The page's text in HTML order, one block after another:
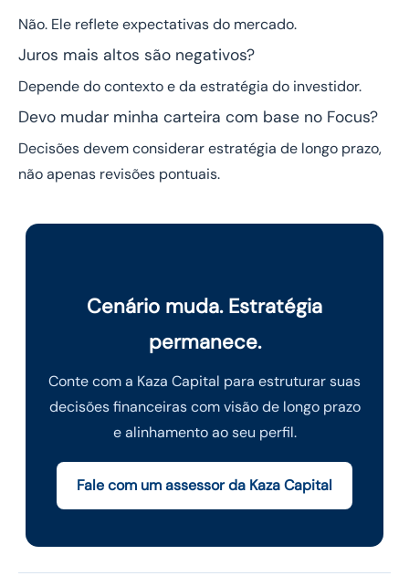
Não. Ele reflete expectativas do mercado.
Juros mais altos são negativos?
Depende do contexto e da estratégia do investidor.
Devo mudar minha carteira com base no Focus?
Decisões devem considerar estratégia de longo prazo,
não apenas revisões pontuais.
Cenário muda. Estratégia
permanece.
Conte com a Kaza Capital para estruturar suas
decisões financeiras com visão de longo prazo
e alinhamento ao seu perfil.
Fale com um assessor da Kaza Capital